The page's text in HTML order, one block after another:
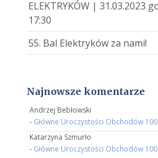
ELEKTRYKÓW | 31.03.2023
17:30
55. Bal Elektryków za nami!
Najnowsze komentarze
Andrzej Bebłowski
- Główne Uroczystości Obchodów
Katarzyna Szmurło
- Główne Uroczystości Obchodów